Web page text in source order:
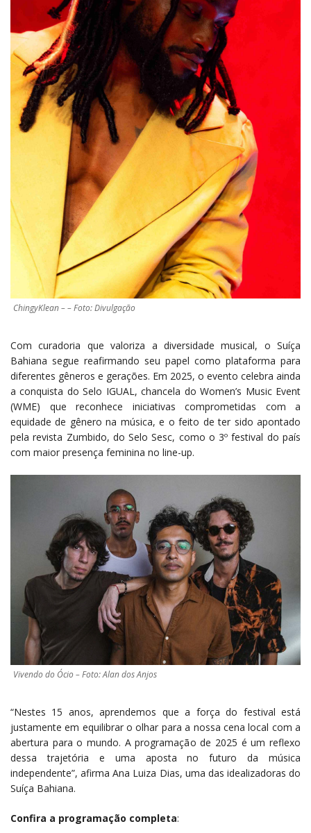
ChingyKlean – – Foto: Divulgação
Com curadoria que valoriza a diversidade musical, o Suíça
Bahiana segue reafirmando seu papel como plataforma para
diferentes gêneros e gerações. Em 2025, o evento celebra ainda
a conquista do Selo IGUAL, chancela do Women’s Music Event
(WME) que reconhece iniciativas comprometidas com a
equidade de gênero na música, e o feito de ter sido apontado
pela revista Zumbido, do Selo Sesc, como o 3º festival do país
com maior presença feminina no line-up.
Vivendo do Ócio – Foto: Alan dos Anjos
“Nestes 15 anos, aprendemos que a força do festival está
justamente em equilibrar o olhar para a nossa cena local com a
abertura para o mundo. A programação de 2025 é um reflexo
dessa trajetória e uma aposta no futuro da música
independente”, afirma Ana Luiza Dias, uma das idealizadoras do
Suíça Bahiana.
Confira a programação completa: